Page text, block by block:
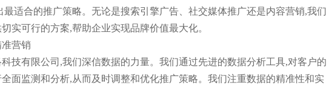
最适合的推广策略。无论是搜索引擎广告、社交媒体推广还是内容营销,我们
实可行的方案,帮助企业实现品牌价值最大化。
营销
技有限公司,我们深信数据的力量。我们通过先进的数据分析工具,对客户的
面监测和分析,从而及时调整和优化推广策略。我们注重数据的精准性和实